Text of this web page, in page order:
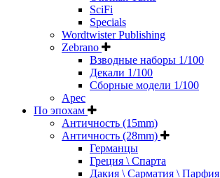
SciFi
Specials
Wordtwister Publishing
Zebrano
Взводные наборы 1/100
Декали 1/100
Сборные модели 1/100
Арес
По эпохам
Античность (15mm)
Античность (28mm)
Германцы
Греция \ Спарта
Дакия \ Сарматия \ Парфия